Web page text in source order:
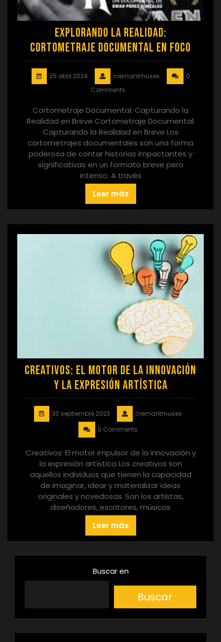
Explorando la Realidad:
Cortometraje Documental en Foco
25 abril 2024 cremantmuses
0
Comments
Cortometraje Documental: Capturando la
Realidad en Breve Cortometraje Documental:
Capturando la Realidad en Breve Los
cortometrajes documentales son una forma
poderosa de contar historias impactantes y
significativas en un formato breve pero
intenso. A través
Leer más
Creativos: El motor de la innovación
y la expresión artística
30 septiembre 2023
cremantmuses
0 Comments
Creativos: El motor impulsor de la innovación y
la expresión artística Los creativos son
aquellos individuos que tienen la capacidad
de imaginar, idear y materializar ideas
originales y novedosas. Son los artistas,
diseñadores, escritores, músicos
Leer más
Buscar en
Buscar